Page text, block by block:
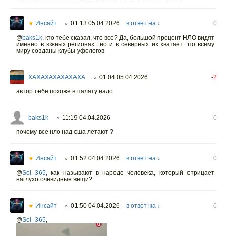
★ Инсайт ○ 01:13 05.04.2026 в ответ на ↓
0
@baks1k, кто тебе сказал, что все? Да, большой процент НЛО видят
именно в южных регионах.. но и в северных их хватает.. по всему
миру созданы клубы уфологов
XAXAXAXAXAXAXA ○ 01:04 05.04.2026
-2
автор тебе похоже в палату надо
baks1k ○ 11:19 04.04.2026
0
почему все нло над сша летают ?
★ Инсайт ○ 01:52 04.04.2026 в ответ на ↓
0
@Sol_365, как называют в народе человека, который отрицает
наглухо очевидные вещи?
★ Инсайт ○ 01:50 04.04.2026 в ответ на ↓
0
@Sol_365,